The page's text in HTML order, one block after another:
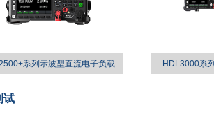
系列示波型直流电子负载 HDL3000系
试